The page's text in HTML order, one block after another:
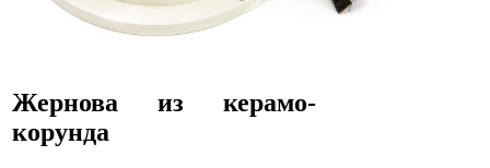
Жернова из керамо-
корунда